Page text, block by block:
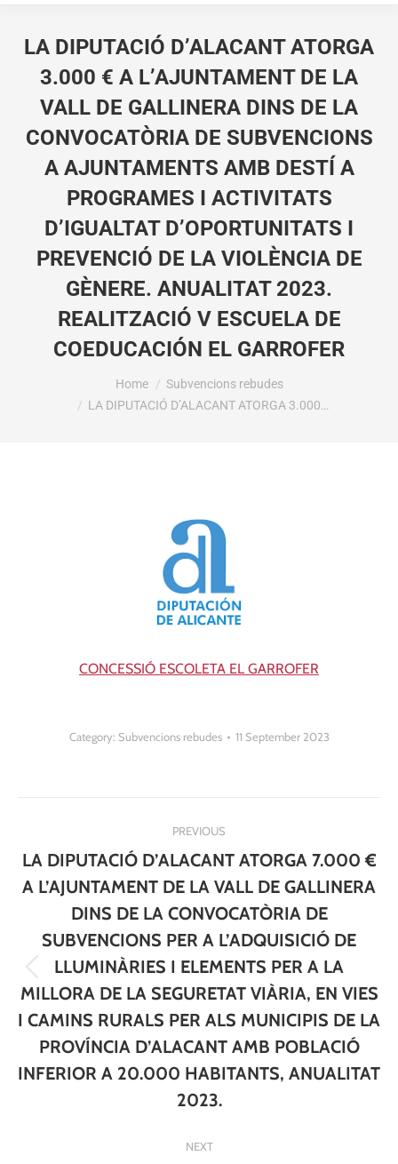
LA DIPUTACIÓ D’ALACANT ATORGA
3.000 € A L’AJUNTAMENT DE LA
VALL DE GALLINERA DINS DE LA
CONVOCATÒRIA DE SUBVENCIONS
A AJUNTAMENTS AMB DESTÍ A
PROGRAMES I ACTIVITATS
D’IGUALTAT D’OPORTUNITATS I
PREVENCIÓ DE LA VIOLÈNCIA DE
GÈNERE. ANUALITAT 2023.
REALITZACIÓ V ESCUELA DE
COEDUCACIÓN EL GARROFER
Home
Subvencions rebudes
LA DIPUTACIÓ D’ALACANT ATORGA 3.000…
CONCESSIÓ ESCOLETA EL GARROFER
Category: Subvencions rebudes 11 September 2023
navigation
PREVIOUS
Previous
post:
LA DIPUTACIÓ D’ALACANT ATORGA 7.000 €
A L’AJUNTAMENT DE LA VALL DE GALLINERA
DINS DE LA CONVOCATÒRIA DE
SUBVENCIONS PER A L’ADQUISICIÓ DE
LLUMINÀRIES I ELEMENTS PER A LA
MILLORA DE LA SEGURETAT VIÀRIA, EN VIES
I CAMINS RURALS PER ALS MUNICIPIS DE LA
PROVÍNCIA D’ALACANT AMB POBLACIÓ
INFERIOR A 20.000 HABITANTS, ANUALITAT
2023.
NEXT